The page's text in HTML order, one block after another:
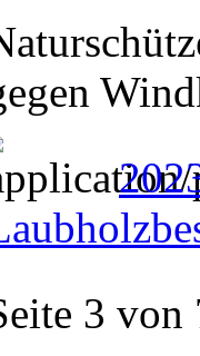
3 von